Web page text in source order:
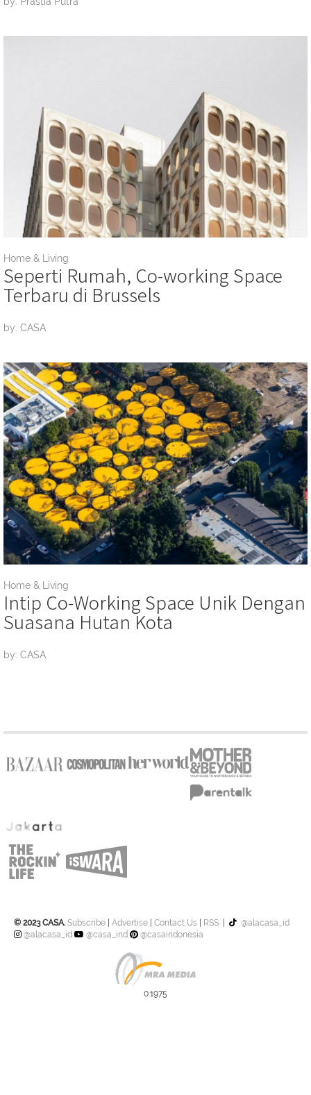
Home & Living
Seperti Rumah, Co-working Space
Terbaru di Brussels
by: CASA
Home & Living
Intip Co-Working Space Unik Dengan
Suasana Hutan Kota
by: CASA
© 2023 CASA.Subscribe Advertise Contact Us RSS
@alacasa_id
@alacasa_id
@casa_ind @casaindonesia
0.1975